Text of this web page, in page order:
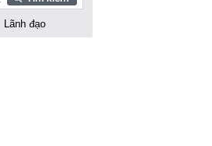
Lãnh đạo